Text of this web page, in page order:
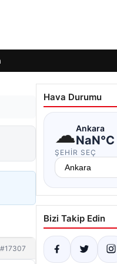
#17307
Hava Durumu
☁Ankara
NaN°C
ŞEHIR SEÇ
Bizi Takip Edin